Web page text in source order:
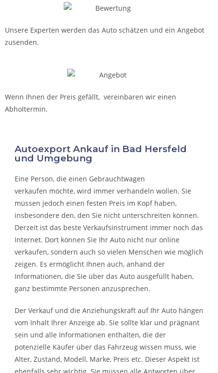
Unsere Experten werden das Auto schätzen und ein Angebot
zusenden.
Wenn Ihnen der Preis gefällt, vereinbaren wir einen
Abholtermin.
Autoexport Ankauf in Bad Hersfeld
und Umgebung
Eine Person, die einen Gebrauchtwagen
verkaufen möchte, wird immer verhandeln wollen. Sie
müssen jedoch einen festen Preis im Kopf haben,
insbesondere den, den Sie nicht unterschreiten können.
Derzeit ist das beste Verkaufsinstrument immer noch das
Internet. Dort können Sie Ihr Auto nicht nur online
verkaufen, sondern auch so vielen Menschen wie möglich
zeigen. Es ermöglicht Ihnen auch, anhand der
Informationen, die Sie über das Auto ausgefüllt haben,
ganz bestimmte Personen anzusprechen.
Der Verkauf und die Anziehungskraft auf Ihr Auto hängen
vom Inhalt Ihrer Anzeige ab. Sie sollte klar und prägnant
sein und alle Informationen enthalten, die der
potenzielle Käufer über das Fahrzeug wissen muss, wie
Alter, Zustand, Modell, Marke, Preis etc. Dieser Aspekt ist